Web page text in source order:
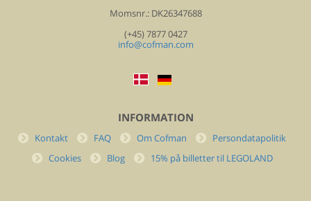
Momsnr.: DK26347688
(+45) 7877 0427
info@cofman.com
INFORMATION
Kontakt FAQ Om Cofman
Persondatapolitik
Cookies
Blog 15% på billetter til LEGOLAND